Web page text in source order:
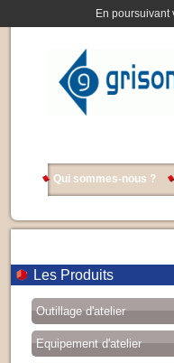
En poursuivant
Qui sommes-nous ?
Les Produits
Outillage d'atelier
Equipement d'atelier